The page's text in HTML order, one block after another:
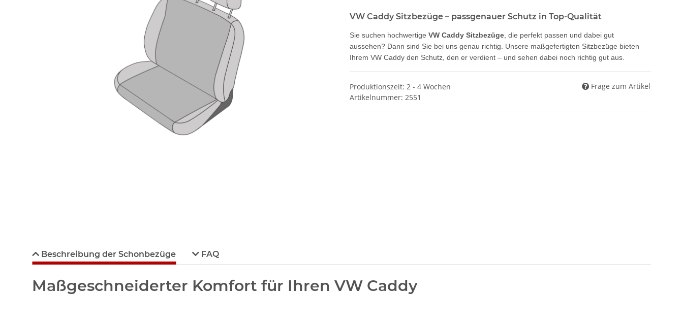
VW Caddy Sitzbezüge – passgenauer Schutz in Top-Qualität
Sie suchen hochwertige VW Caddy Sitzbezüge, die perfekt passen und dabei gut
aussehen? Dann sind Sie bei uns genau richtig. Unsere maßgefertigten Sitzbezüge bieten
Ihrem VW Caddy den Schutz, den er verdient – und sehen dabei noch richtig gut aus.
Produktionszeit: 2 - 4 Wochen
Frage zum Artikel
Artikelnummer: 2551
Beschreibung der Schonbezüge FAQ
Maßgeschneiderter Komfort für Ihren VW Caddy